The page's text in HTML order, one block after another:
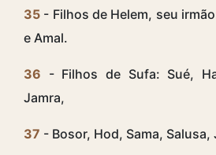
35 - Filhos de Helem, seu
e Amal.
36 - Filhos de Sufa: Sué,
Jamra,
37 - Bosor, Hod, Sama, Salusa,